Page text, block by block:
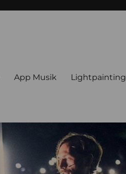
App Musik Lightpainting